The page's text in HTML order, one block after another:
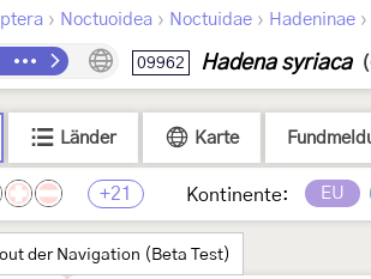
Lepidoptera › Noctuoidea › Noctuidae › Hadeninae ›
09962 Hadena syriaca
Länder Karte
+21 Kontinente: EU
der Navigation (Beta Test)